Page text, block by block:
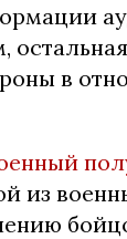
в
из